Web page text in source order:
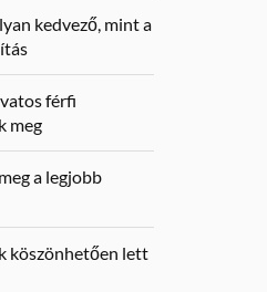
kedvező, mint a
férfi
meg
a legjobb
köszönhetően lett